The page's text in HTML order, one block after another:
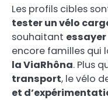
Les profils cibles
tester un vélo
souhaitant
encore familles qui
la ViaRhôna. Plus
transport, le vélo
et